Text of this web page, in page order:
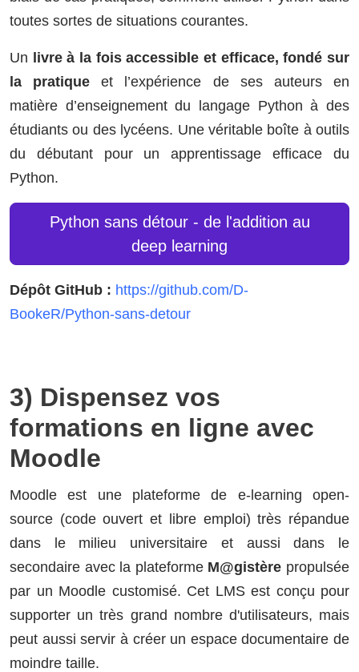
toutes sortes de situations courantes.
Un
livre à la fois accessible et efficace, fondé sur
la pratique et l’expérience de ses auteurs en
matière d’enseignement du langage Python à des
étudiants ou des lycéens. Une véritable boîte à outils
du débutant pour un apprentissage efficace du
Python.
Python sans détour - de l'addition au
deep learning
Dépôt GitHub : https://github.com/D-
BookeR/Python-sans-detour
3) Dispensez vos
formations en ligne avec
Moodle
Moodle est une plateforme de e-learning open-
source (code ouvert et libre emploi) très répandue
dans le milieu universitaire et aussi dans le
secondaire avec la plateforme M@gistère propulsée
par un Moodle customisé. Cet LMS est conçu pour
supporter un très grand nombre d'utilisateurs, mais
peut aussi servir à créer un espace documentaire de
moindre taille.